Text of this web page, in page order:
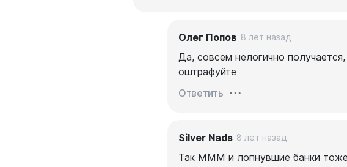
Олег Попов 8 лет назад
Да, совсем нелогично
оштрафуйте
Ответить
Silver Nads 8 лет назад
Так МММ и лопнувшие банки тоже